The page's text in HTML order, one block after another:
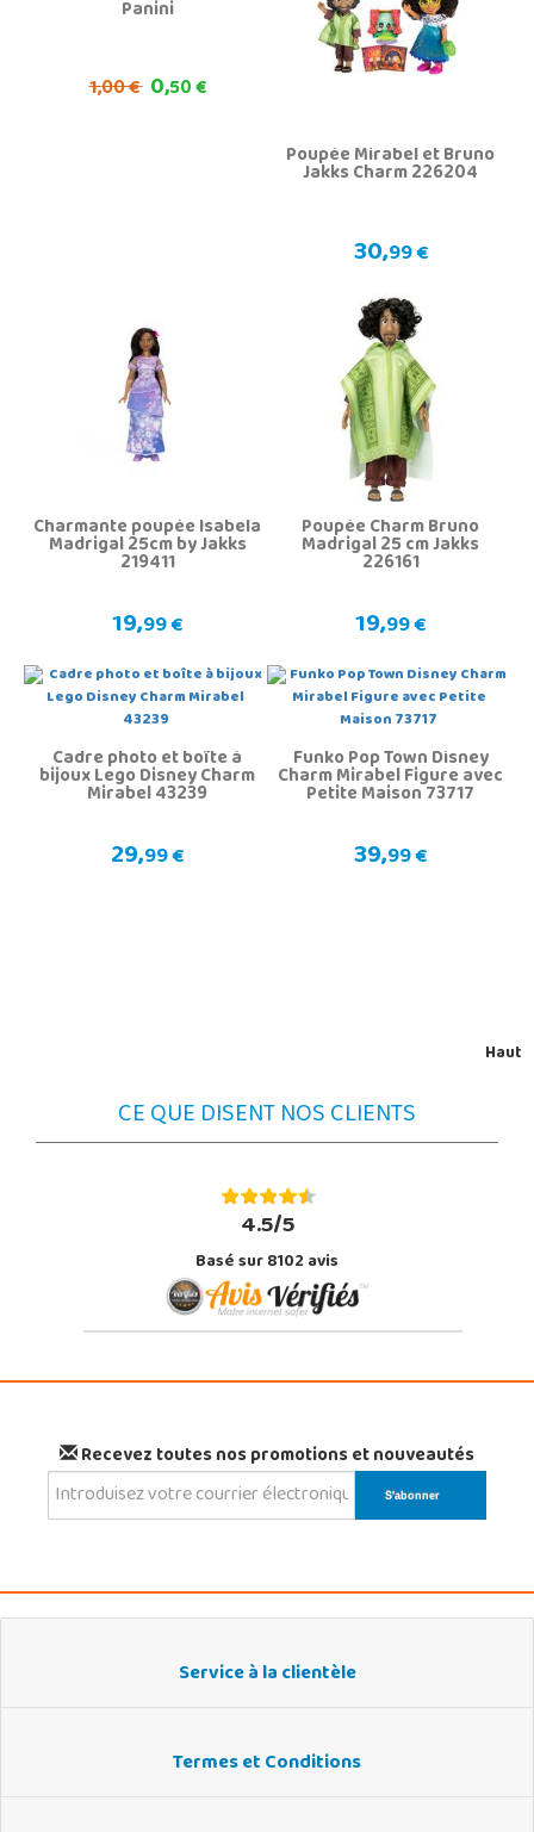
Panini
1,00 € 0,50 €
Poupée Mirabel et Bruno
Jakks Charm 226204
30,99 €
Charmante poupée Isabela
Madrigal 25cm by Jakks
219411
19,99 €
Poupée Charm Bruno
Madrigal 25 cm Jakks
226161
19,99 €
Cadre photo et boîte à
bijoux Lego Disney Charm
Mirabel 43239
29,99 €
Funko Pop Town Disney
Charm Mirabel Figure avec
Petite Maison 73717
39,99 €
Haut
CE QUE DISENT NOS CLIENTS
4.5/5
Basé sur 8102 avis
Recevez toutes nos promotions et nouveautés
Service à la clientèle
Termes et Conditions